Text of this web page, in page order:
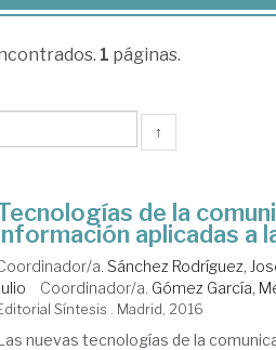
1 páginas.
↑
de la
aplicadas a
a. Sánchez Rodríguez,
Coordinador/a. Gómez García,
Síntesis . Madrid, 2016
nuevas tecnologías de la